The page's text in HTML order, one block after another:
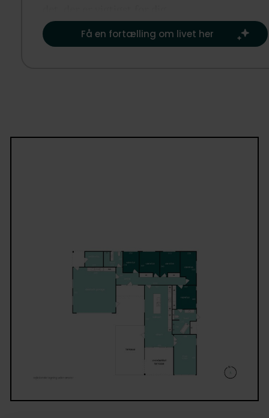
der er kræset for både udtryk og indretning med
stilrene elementer, flotte fronter og en markant
helheden – et oplagt sted til afslappende aftener,
filmstunder eller samvær med gæster.
Boligen rummer fem værelser. Den primære
soveafdeling er adskilt og byder på et dejligt
soveværelse med direkte adgang til et eksklusivt
badeværelse med store klinker, fritstående badekar,
lækre armaturer og smukke detaljer. De fire øvrige
værelser ligger samlet med eget badeværelse,
Få en fortælling om livet her